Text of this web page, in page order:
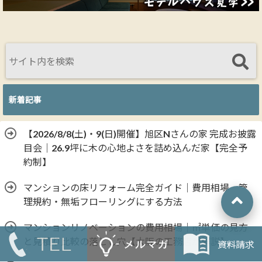
新着記事
【2026/8/8(土)・9(日)開催】旭区Nさんの家 完成お披露
目会｜26.9坪に木の心地よさを詰め込んだ家【完全予
約制】
マンションの床リフォーム完全ガイド｜費用相場・管
理規約・無垢フローリングにする方法
マンションリノベーションの費用相場｜㎡単価の見方
と見積り比較の落とし穴【大阪の工務店が解説】